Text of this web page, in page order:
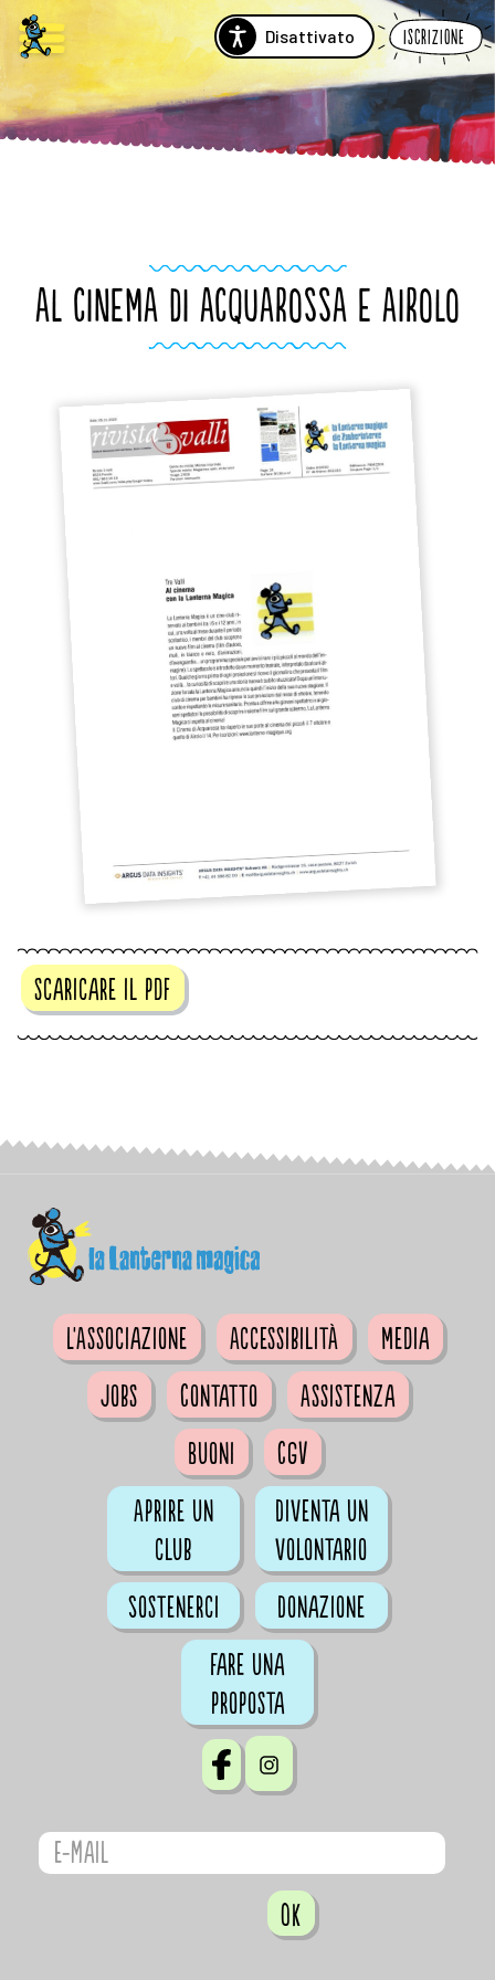
Disattivato Iscrizione
AL CINEMA DI ACQUAROSSA E AIROLO
scaricare il pdf
L'Associazione Accessibilità
Media
Jobs
Contatto
Assistenza
Buoni
CGV
Aprire un
club
Diventa un
volontario
Sostenerci
Donazione
Fare una
proposta
OK